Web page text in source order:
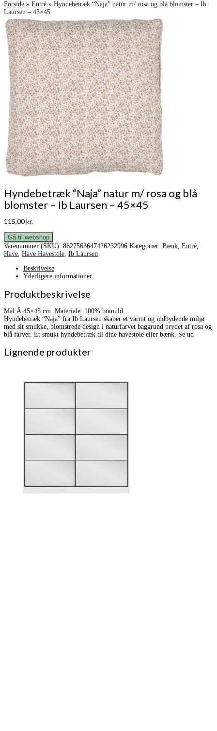
Forside » Entré » Hyndebetræk “Naja” natur m/ rosa og blå blomster – Ib
Laursen – 45×45
Hyndebetræk “Naja” natur m/ rosa og blå
blomster – Ib Laursen – 45×45
115,00kr.
Gå til webshop
Varenummer (SKU): 8627563647426232996 Kategorier: Bænk, Entré,
Have, Have Havestole, Ib Laursen
Beskrivelse
Yderligere informationer
Produktbeskrivelse
Mål:Â 45×45 cm. Materiale: 100% bomuld
Hyndebetræk “Naja” fra Ib Laursen skaber et varmt og indbydende miljø
med sit smukke, blomstrede design i naturfarvet baggrund prydet af rosa og
blå farver. Et smukt hyndebetræk til dine havestole eller bænk. Se ud
Lignende produkter